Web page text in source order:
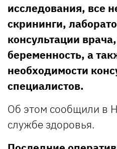
исследования, все
скрининги,
консультации
беременность, а
необходимости
специалистов.
Об этом сообщили в
службе здоровья.